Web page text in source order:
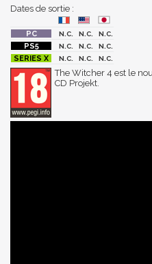
Dates de sortie :
N.C. N.C.
N.C.
N.C.
N.C.
N.C.
N.C.
N.C. N.C.
The Witcher 4 est le
CD Projekt.